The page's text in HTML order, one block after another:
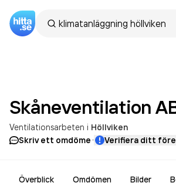
Skåneventilation
Ventilationsarbeten i Höllviken
Skriv ett omdöme· Verifiera ditt
Överblick Omdömen Bilder